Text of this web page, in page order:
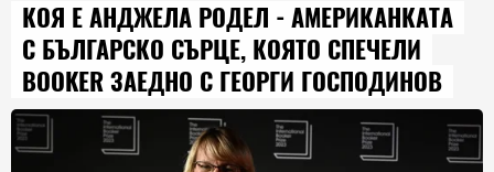
КОЯ Е АНДЖЕЛА РОДЕЛ - АМЕРИКАНКАТА
С БЪЛГАРСКО СЪРЦЕ, КОЯТО СПЕЧЕЛИ
BOOKER ЗАЕДНО С ГЕОРГИ ГОСПОДИНОВ